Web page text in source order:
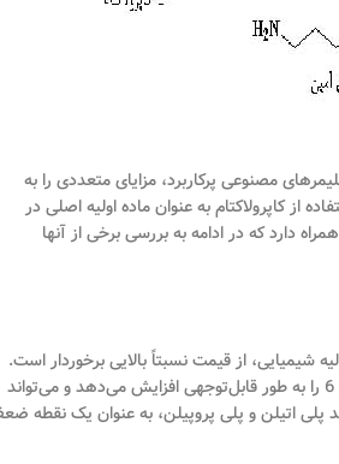
مصنوعی پرکاربرد، مزایای متعددی را به
از کاپرولاکتام به عنوان ماده اولیه اصلی در
را نیز به همراه دارد که در ادامه به بررسی برخی از آنها
شیمیایی، از قیمت نسبتاً بالایی برخوردار است.
این امر، قیمت تمام شده نایلون 6 را به طور قابل‌توجهی افزایش می‌دهد و می‌تواند
پلی اتیلن و پلی پروپیلن، به عنوان یک نقطه